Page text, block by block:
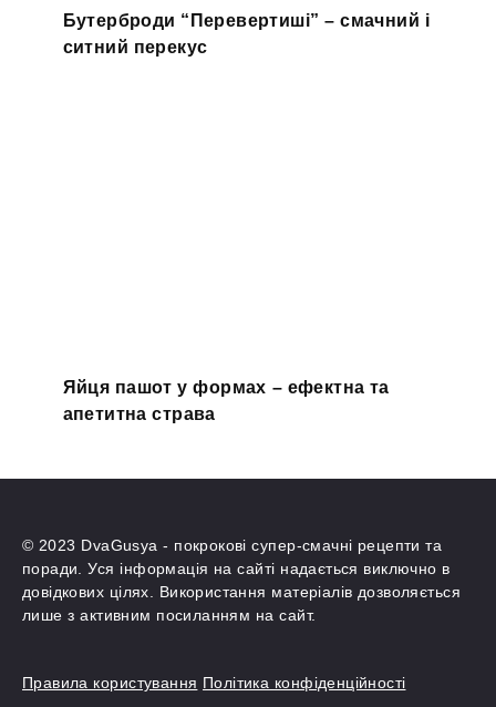
Бутерброди “Перевертиші” – смачний і
ситний перекус
Яйця пашот у формах – ефектна та
апетитна страва
© 2023 DvaGusya - покрокові супер-смачні рецепти та
поради. Уся інформація на сайті надається виключно в
довідкових цілях. Використання матеріалів дозволяється
лише з активним посиланням на сайт.
Правила користування Політика конфіденційності